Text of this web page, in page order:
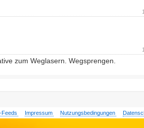
zum Weglasern. Wegsprengen.
Feeds Impressum Nutzungsbedingungen